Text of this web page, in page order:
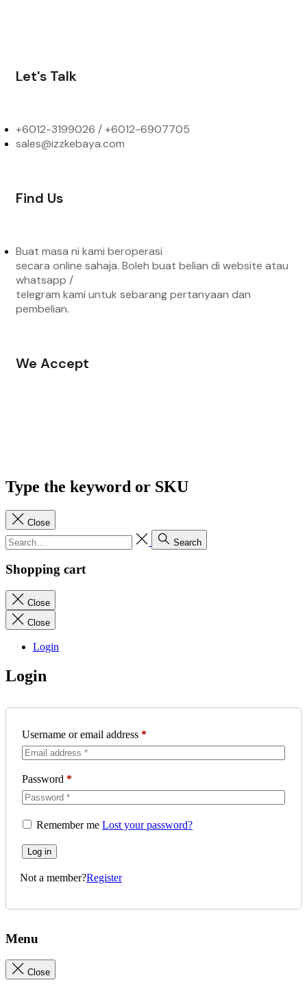
Let's Talk
+6012-3199026 / +6012-6907705
sales@izzkebaya.com
Find Us
Buat masa ni kami beroperasi
secara online sahaja. Boleh buat belian di website atau
whatsapp /
telegram kami untuk sebarang pertanyaan dan
pembelian.
We Accept
Type the keyword or SKU
Close
Search
Shopping cart
Close
Close
Login
Login
Username or email address *
Password *
Remember me Lost your password?
Log in
Not a member?Register
Menu
Close